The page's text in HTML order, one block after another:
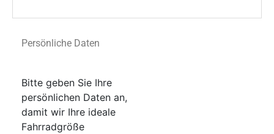
Persönliche Daten
Bitte geben Sie Ihre
persönlichen Daten an,
damit wir Ihre ideale
Fahrradgröße